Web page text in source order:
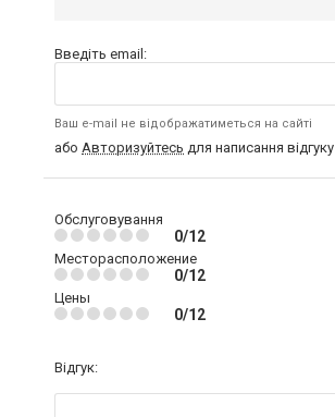
Введіть email:
Ваш e-mail не відображатиметься на сайті
або Авторизуйтесь для написання відгуку
Обслуговування
0/12
Месторасположение
0/12
Цены
0/12
Відгук: